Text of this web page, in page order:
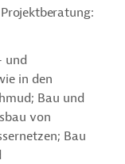
und
in den
Bau und
von
Bau